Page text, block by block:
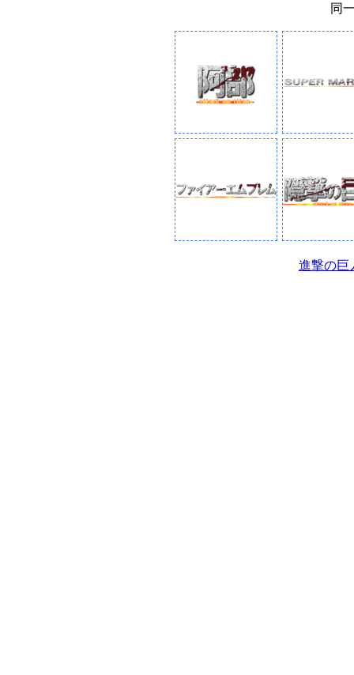
同
進撃の巨